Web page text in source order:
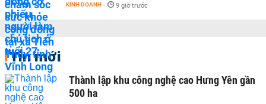
KINH DOANH - 9 giờ trước
Tin mới
Thành lập khu công nghệ cao Hưng Yên gần
500 ha